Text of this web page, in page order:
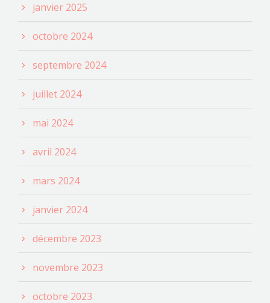
janvier 2025
octobre 2024
septembre 2024
juillet 2024
mai 2024
avril 2024
mars 2024
janvier 2024
décembre 2023
novembre 2023
octobre 2023